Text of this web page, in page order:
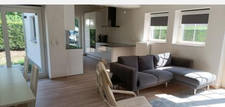
KV 1427
2 chambres à louer dans villa lumineuse et moderne, proche de
Louvain-la-Neuve (7 km) et de l'Axis Parc ( 4 km). Bus 34 pour
Louvain-la-Neuve à 30 mètres ; parking extérieur : 480€ par mois,
charges comprises. Pour non-fumeur ou fumeur uniquement en
extérieur. Les autres chambres sont occupées par...